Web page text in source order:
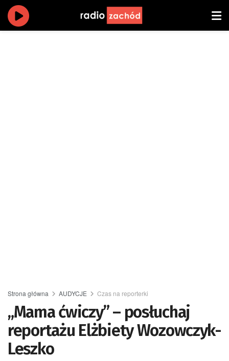
Strona główna AUDYCJE Czas na reporterki
„Mama ćwiczy” – posłuchaj
reportażu Elżbiety Wozowczyk-
Leszko